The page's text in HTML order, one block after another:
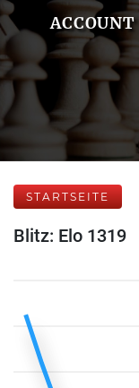
STARTSEITE
Blitz: Elo 1319